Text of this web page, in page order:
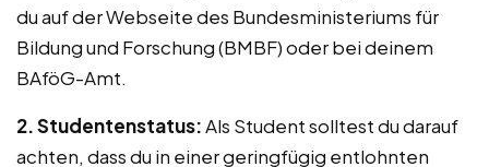
du auf der Webseite des Bundesministeriums für
Bildung und Forschung (BMBF) oder bei deinem
BAföG-Amt.
2. Studentenstatus:Als Student solltest du darauf
achten, dass du in einer geringfügig entlohnten